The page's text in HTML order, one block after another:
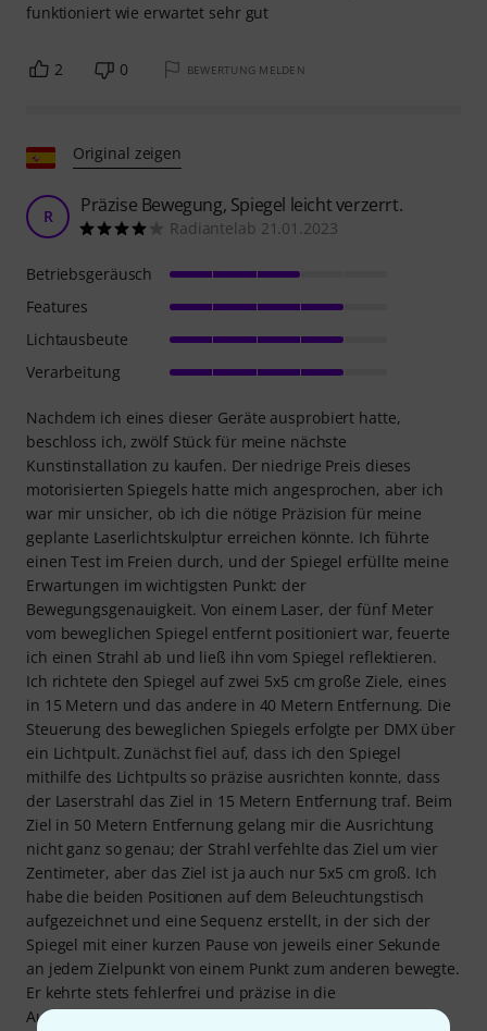
funktioniert wie erwartet sehr gut
2 0 BEWERTUNG MELDEN
Original zeigen
R Präzise Bewegung, Spiegel leicht verzerrt.
Radiantelab 21.01.2023
Nachdem ich eines dieser Geräte ausprobiert hatte,
beschloss ich, zwölf Stück für meine nächste
Kunstinstallation zu kaufen. Der niedrige Preis dieses
motorisierten Spiegels hatte mich angesprochen, aber ich
war mir unsicher, ob ich die nötige Präzision für meine
geplante Laserlichtskulptur erreichen könnte. Ich führte
einen Test im Freien durch, und der Spiegel erfüllte meine
Erwartungen im wichtigsten Punkt: der
Bewegungsgenauigkeit. Von einem Laser, der fünf Meter
vom beweglichen Spiegel entfernt positioniert war, feuerte
ich einen Strahl ab und ließ ihn vom Spiegel reflektieren.
Ich richtete den Spiegel auf zwei 5x5 cm große Ziele, eines
in 15 Metern und das andere in 40 Metern Entfernung. Die
Steuerung des beweglichen Spiegels erfolgte per DMX über
ein Lichtpult. Zunächst fiel auf, dass ich den Spiegel
mithilfe des Lichtpults so präzise ausrichten konnte, dass
der Laserstrahl das Ziel in 15 Metern Entfernung traf. Beim
Ziel in 50 Metern Entfernung gelang mir die Ausrichtung
nicht ganz so genau; der Strahl verfehlte das Ziel um vier
Zentimeter, aber das Ziel ist ja auch nur 5x5 cm groß. Ich
habe die beiden Positionen auf dem Beleuchtungstisch
aufgezeichnet und eine Sequenz erstellt, in der sich der
Spiegel mit einer kurzen Pause von jeweils einer Sekunde
an jedem Zielpunkt von einem Punkt zum anderen bewegte.
Er kehrte stets fehlerfrei und präzise in die
Ausgangsposition zurück. Allerdings fiel mir auf, dass die
Betriebsgeräusch
Features
Lichtausbeute
Verarbeitung